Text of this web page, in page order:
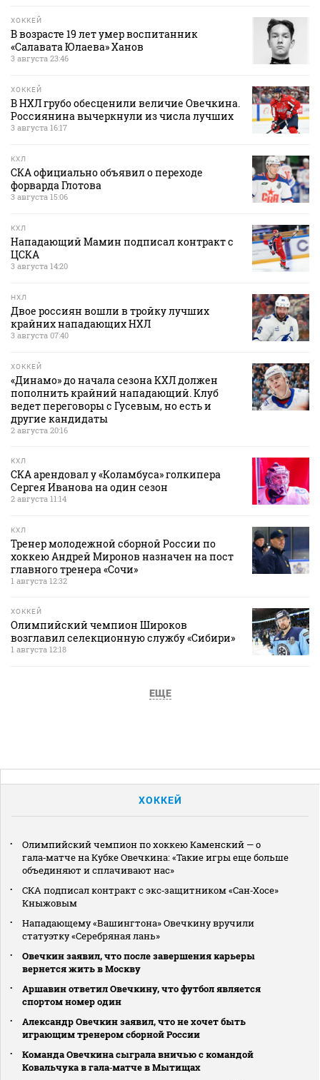
ХОККЕЙ
В возрасте 19 лет умер воспитанник
«Салавата Юлаева» Ханов
3 августа 23:46
ХОККЕЙ
В НХЛ грубо обесценили величие Овечкина.
Россиянина вычеркнули из числа лучших
3 августа 16:17
КХЛ
СКА официально объявил о переходе
форварда Глотова
3 августа 15:06
КХЛ
Нападающий Мамин подписал контракт с
ЦСКА
3 августа 14:20
НХЛ
Двое россиян вошли в тройку лучших
крайних нападающих НХЛ
3 августа 07:40
ХОККЕЙ
«Динамо» до начала сезона КХЛ должен
пополнить крайний нападающий. Клуб
ведет переговоры с Гусевым, но есть и
другие кандидаты
2 августа 20:16
КХЛ
СКА арендовал у «Коламбуса» голкипера
Сергея Иванова на один сезон
2 августа 11:14
КХЛ
Тренер молодежной сборной России по
хоккею Андрей Миронов назначен на пост
главного тренера «Сочи»
1 августа 12:32
ХОККЕЙ
Олимпийский чемпион Широков
возглавил селекционную службу «Сибири»
1 августа 12:18
ЕЩЕ
ХОККЕЙ
Олимпийский чемпион по хоккею Каменский — о
гала‑матче на Кубке Овечкина: «Такие игры еще больше
объединяют и сплачивают нас»
СКА подписал контракт с экс‑защитником «Сан‑Хосе»
Кныжовым
Нападающему «Вашингтона» Овечкину вручили
статуэтку «Серебряная лань»
Овечкин заявил, что после завершения карьеры
вернется жить в Москву
Аршавин ответил Овечкину, что футбол является
спортом номер один
Александр Овечкин заявил, что не хочет быть
играющим тренером сборной России
Команда Овечкина сыграла вничью с командой
Ковальчука в гала‑матче в Мытищах